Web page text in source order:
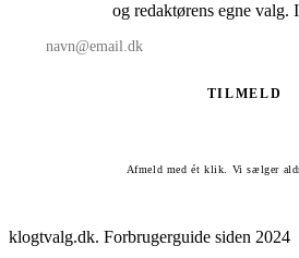
og redaktørens egne valg.
TILMELD
Afmeld med ét klik. Vi sælger
klogtvalg.dk. Forbrugerguide siden 2024